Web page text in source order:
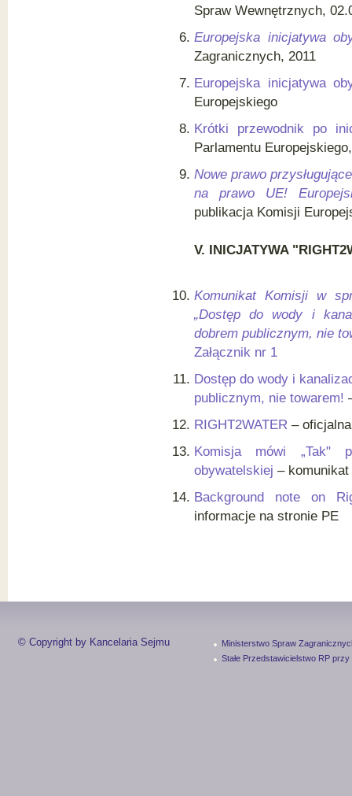
Spraw Wewnętrznych,
Europejska inicjatywa
Zagranicznych, 2011
Europejska inicjatywa
Europejskiego
Krótki przewodnik po
Parlamentu
Nowe prawo
na prawo UE!
publikacja Komisji
V. INICJATYWA
Komunikat Komisji w
„Dostęp do wody i
dobrem publicznym, nie
Załącznik nr 1
Dostęp do wody i
publicznym, nie towarem!
RIGHT2WATER –
Komisja mówi „Tak"
obywatelskiej –
Background note on
informacje na stronie PE
© Copyright by Kancelaria Sejmu
Ministerstwo Spraw
Stałe Przedstawicielstwo RP przy